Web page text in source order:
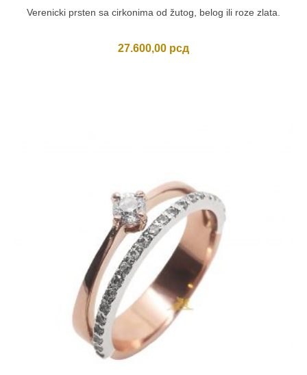
Verenicki prsten sa cirkonima od žutog, belog ili roze zlata.
27.600,00 рсд